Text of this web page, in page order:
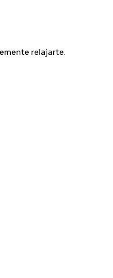
relajarte.